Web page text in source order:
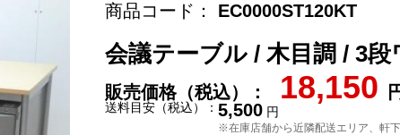
商品コード： EC0000ST120KT
会議テーブル / 木目調 / 3
販売価格（税込）： 18,150
送料目安（税込）： 5,500 円
※在庫店舗から近隣配送エリア、軒下